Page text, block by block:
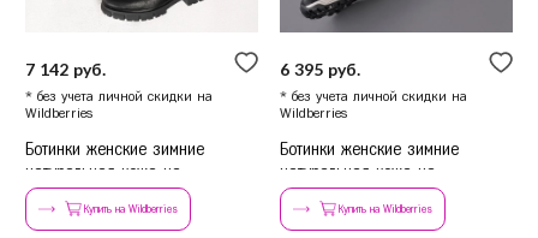
7 142 руб.
* без учета личной скидки на
Wildberries
Ботинки женские зимние
натуральная кожа на
платформе высокие
Купить на Wildberries
6 395 руб.
* без учета личной скидки на
Wildberries
Ботинки женские зимние
натуральная кожа на
платформе
Купить на Wildberries